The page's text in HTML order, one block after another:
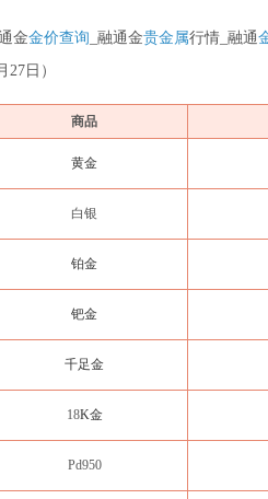
金金价查询 _融通金贵金属行情_融通
27日）
商品
黄金
白银
铂金
钯金
千足金
18K金
Pd950